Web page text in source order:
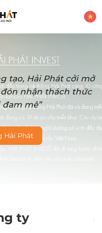
tạo, Hải Phát cởi mở
nhận thách thức
mê”
Hải Phát
ty